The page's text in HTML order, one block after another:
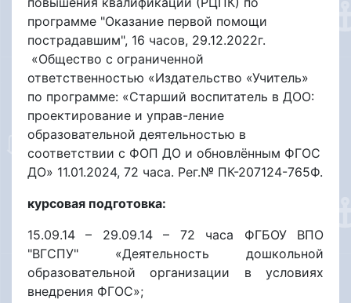
программе "Оказание первой помощи
пострадавшим", 16 часов, 29.12.2022г.
«Общество с ограниченной
ответственностью «Издательство «Учитель»
по программе: «Старший воспитатель в ДОО:
проектирование и управ-ление
образовательной деятельностью в
соответствии с ФОП ДО и обновлённым ФГОС
ДО» 11.01.2024, 72 часа. Рег.№ ПК-207124-765Ф.
курсовая подготовка:
15.09.14 – 29.09.14 – 72 часа ФГБОУ ВПО
"ВГСПУ" «Деятельность дошкольной
образовательной организации в условиях
внедрения ФГОС»;